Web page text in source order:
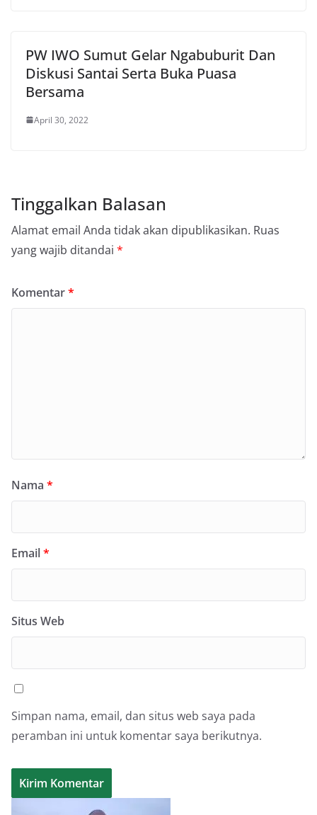
PW IWO Sumut Gelar Ngabuburit Dan
Diskusi Santai Serta Buka Puasa
Bersama
April 30, 2022
Tinggalkan Balasan
Alamat email Anda tidak akan dipublikasikan. Ruas
yang wajib ditandai *
Komentar*
Nama *
Email*
Situs Web
Simpan nama, email, dan situs web saya pada
peramban ini untuk komentar saya berikutnya.